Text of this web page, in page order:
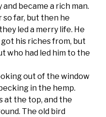
and became a rich man.
so far, but then he
led a merry life. He
his riches from, but
who had led him to the
out of the window
in the hemp.
at the top, and the
The old bird